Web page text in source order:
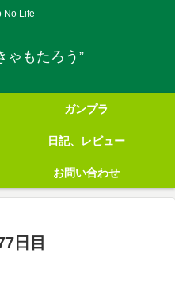
No Life
ゃもたろう”
ガンプラ
日記、レビュー
お問い合わせ
日目